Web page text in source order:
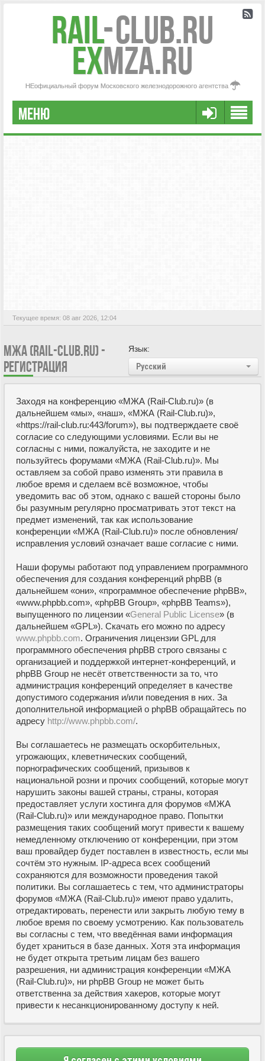
Rail-Club.RU
exMZA.RU
НЕофициальный форум Московского железнодорожного агентства
МЕНЮ
FAQ
Текущее время: 08 авг 2026, 12:04
Язык:
Русский
МЖА (RAIL-CLUB.RU) -
РЕГИСТРАЦИЯ
Заходя на конференцию «МЖА (Rail-Club.ru)» (в
дальнейшем «мы», «наш», «МЖА (Rail-Club.ru)»,
«https://rail-club.ru:443/forum»), вы подтверждаете своё
согласие со следующими условиями. Если вы не
согласны с ними, пожалуйста, не заходите и не
пользуйтесь форумами «МЖА (Rail-Club.ru)». Мы
оставляем за собой право изменять эти правила в
любое время и сделаем всё возможное, чтобы
уведомить вас об этом, однако с вашей стороны было
бы разумным регулярно просматривать этот текст на
предмет изменений, так как использование
конференции «МЖА (Rail-Club.ru)» после обновления/
исправления условий означает ваше согласие с ними.
Наши форумы работают под управлением программного
обеспечения для создания конференций phpBB (в
дальнейшем «они», «программное обеспечение phpBB»,
«www.phpbb.com», «phpBB Group», «phpBB Teams»),
выпущенного по лицензии «General Public License» (в
дальнейшем «GPL»). Скачать его можно по адресу
www.phpbb.com. Ограничения лицензии GPL для
программного обеспечения phpBB строго связаны с
организацией и поддержкой интернет-конференций, и
phpBB Group не несёт ответственности за то, что
администрация конференций определяет в качестве
допустимого содержания и/или поведения в них. За
дополнительной информацией о phpBB обращайтесь по
адресу http://www.phpbb.com/.
Вы соглашаетесь не размещать оскорбительных,
угрожающих, клеветнических сообщений,
порнографических сообщений, призывов к
национальной розни и прочих сообщений, которые могут
нарушить законы вашей страны, страны, которая
предоставляет услуги хостинга для форумов «МЖА
(Rail-Club.ru)» или международное право. Попытки
размещения таких сообщений могут привести к вашему
немедленному отключению от конференции, при этом
ваш провайдер будет поставлен в известность, если мы
сочтём это нужным. IP-адреса всех сообщений
сохраняются для возможности проведения такой
политики. Вы соглашаетесь с тем, что администраторы
форумов «МЖА (Rail-Club.ru)» имеют право удалить,
отредактировать, перенести или закрыть любую тему в
любое время по своему усмотрению. Как пользователь
вы согласны с тем, что введённая вами информация
будет храниться в базе данных. Хотя эта информация
не будет открыта третьим лицам без вашего
разрешения, ни администрация конференции «МЖА
(Rail-Club.ru)», ни phpBB Group не может быть
ответственна за действия хакеров, которые могут
привести к несанкционированному доступу к ней.